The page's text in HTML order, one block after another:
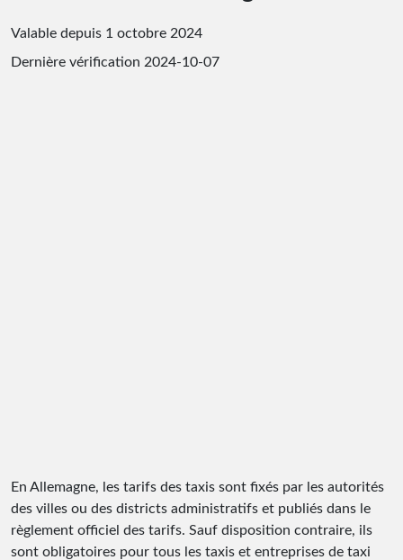
Valable depuis 1 octobre 2024
Dernière vérification 2024-10-07
En Allemagne, les tarifs des taxis sont fixés par les autorités
des villes ou des districts administratifs et publiés dans le
règlement officiel des tarifs. Sauf disposition contraire, ils
sont obligatoires pour tous les taxis et entreprises de taxi